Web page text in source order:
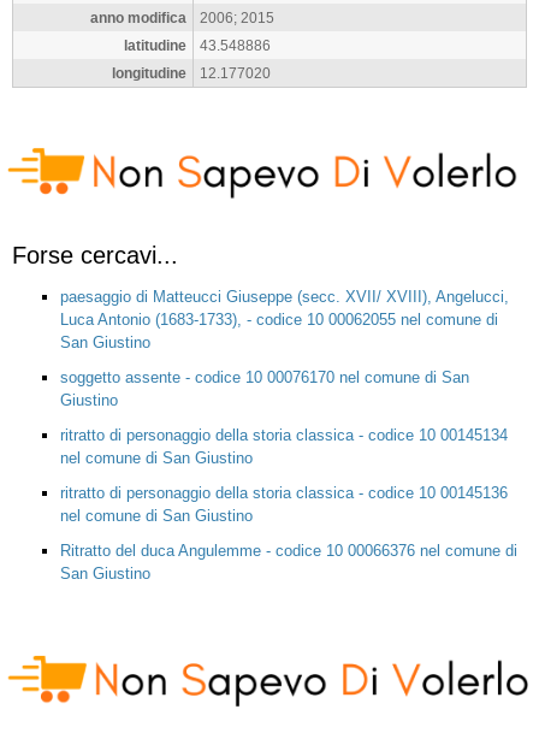
anno modifica
2006; 2015
latitudine
43.548886
longitudine
12.177020
Forse cercavi...
paesaggio di Matteucci Giuseppe (secc. XVII/ XVIII), Angelucci,
Luca Antonio (1683-1733), - codice 10 00062055 nel comune di
San Giustino
soggetto assente - codice 10 00076170 nel comune di San
Giustino
ritratto di personaggio della storia classica - codice 10 00145134
nel comune di San Giustino
ritratto di personaggio della storia classica - codice 10 00145136
nel comune di San Giustino
Ritratto del duca Angulemme - codice 10 00066376 nel comune di
San Giustino